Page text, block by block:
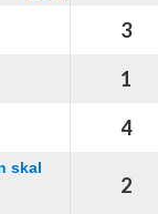
3
1
4
skal
2